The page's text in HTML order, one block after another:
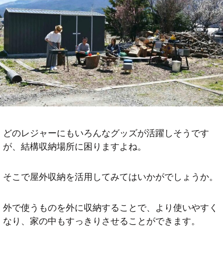
どのレジャーにもいろんなグッズが活躍しそうです
が、結構収納場所に困りますよね。
そこで屋外収納を活用してみてはいかがでしょうか。
外で使うものを外に収納することで、より使いやすく
なり、家の中もすっきりさせることができます。